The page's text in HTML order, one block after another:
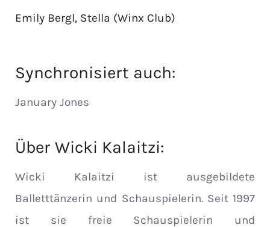
Emily Bergl, Stella (Winx Club)
Synchronisiert auch:
January Jones
Über Wicki Kalaitzi:
Wicki Kalaitzi ist ausgebildete
Balletttänzerin und Schauspielerin. Seit 1997
ist sie freie Schauspielerin und